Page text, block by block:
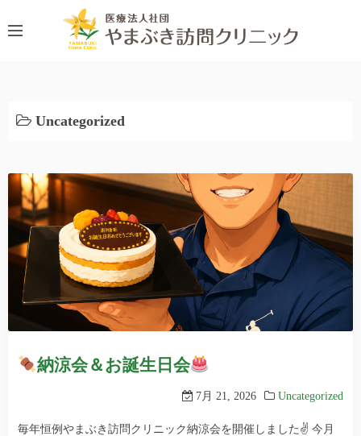
ン
ッ
プ
Uncategorized
納涼会＆お誕生日会
7月 21, 2026 Uncategorized
毎年恒例やまぶき訪問クリニック納涼会を開催しました✌ 今月